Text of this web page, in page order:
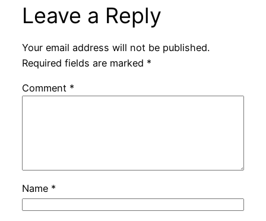
Leave a Reply
Your email address will not be published.
Required fields are marked *
Comment *
Name *